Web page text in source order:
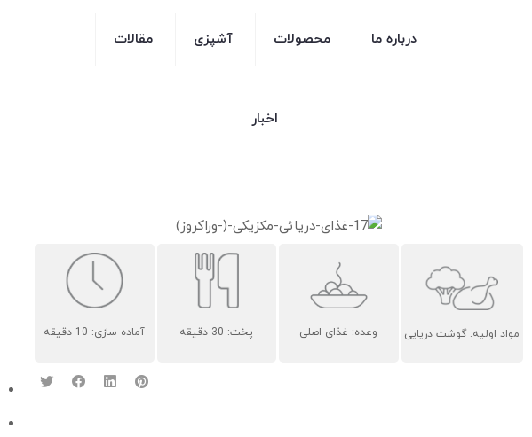
درباره ما محصولات آشپزی مقالات
اخبار
مواد اولیه: گوشت دریایی وعده: غذای اصلی پخت: 30 دقیقه آماده سازی: 10 دقیقه